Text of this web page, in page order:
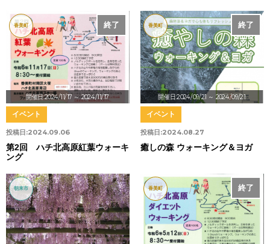
開催日:2024/11/17 ～ 2024/11/17
終了
香美町
投稿日:2024.09.06
イベント
第2回 ハチ北高原紅葉ウォーキ
ング
開催日:2024/09/21 ～ 2024/09/21
終了
香美町
投稿日:2024.08.27
イベント
癒しの森 ウォーキング＆ヨガ
朝来市 終了
香美町